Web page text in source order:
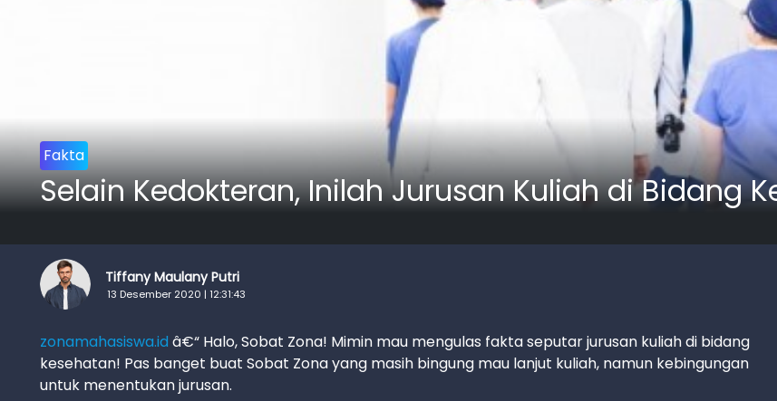
Fakta
Selain Kedokteran, Inilah Jurusan Kuliah di Bidang
Tiffany Maulany Putri
13 Desember 2020 | 12:31:43
zonamahasiswa.id â€“ Halo, Sobat Zona! Mimin mau mengulas fakta seputar jurusan kuliah di bidang
kesehatan! Pas banget buat Sobat Zona yang masih bingung mau lanjut kuliah, namun kebingungan
untuk menentukan jurusan.